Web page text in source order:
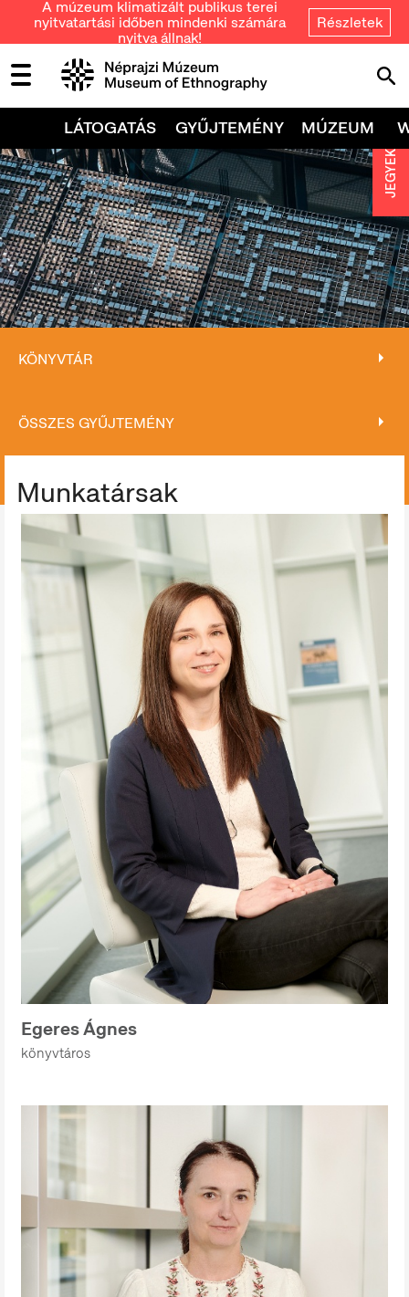
A múzeum klimatizált publikus terei
nyitvatartási időben mindenki számára
nyitva állnak!
Részletek
LÁTOGATÁS GYŰJTEMÉNY MÚZEUM
KÖNYVTÁR
ÖSSZES GYŰJTEMÉNY
Munkatársak
Egeres Ágnes
könyvtáros
JEGYEK